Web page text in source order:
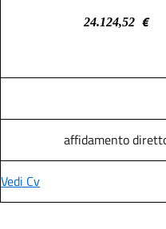
24.124,52 €
affidamento
Vedi Cv